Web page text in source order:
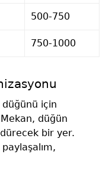
500-750
750-1000
düğünü için
düğün
bir yer.